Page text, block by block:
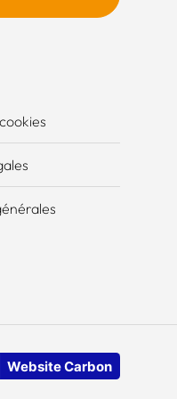
Website Carbon